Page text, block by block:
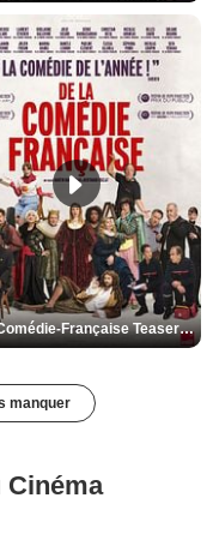
De la Comédie-Française Teaser VF
manquer
Cinéma